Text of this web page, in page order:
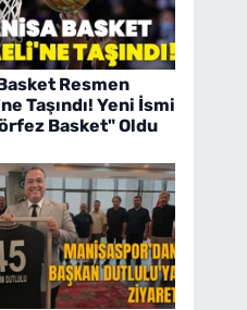
Resmen
Taşındı! Yeni İsmi
Basket" Oldu